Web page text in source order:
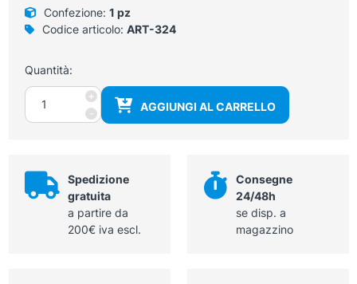
Confezione: 1 pz
Codice articolo: ART-324
Quantità:
-
Modulo
ruote
cassetti
quantità
+
AGGIUNGI AL CARRELLO
Spedizione
gratuita
a partire da
200€ iva escl.
Consegne
24/48h
se disp. a
magazzino